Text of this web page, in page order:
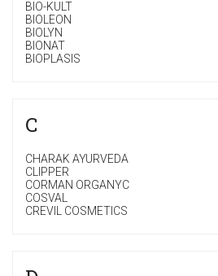
BIO-KULT
BIOLEON
BIOLYN
BIONAT
BIOPLASIS
C
CHARAK AYURVEDA
CLIPPER
CORMAN ORGANYC
COSVAL
CREVIL COSMETICS